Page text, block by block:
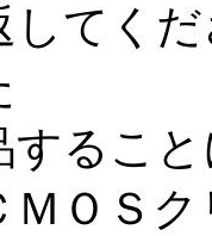
してく
するこ
ＭＯＳ